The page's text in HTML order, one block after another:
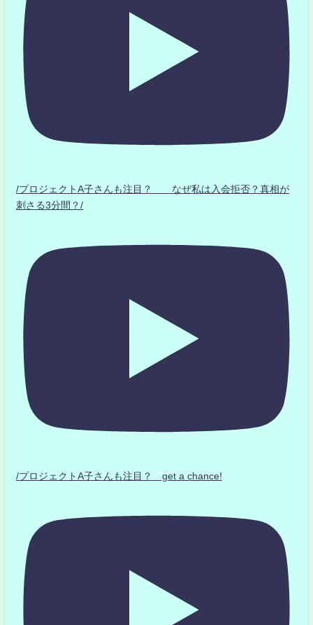
/プロジェクトA子さんも注目？ なぜ私は入会拒否？真相が
刺さる3分間？/
/プロジェクトA子さんも注目？ get a chance!